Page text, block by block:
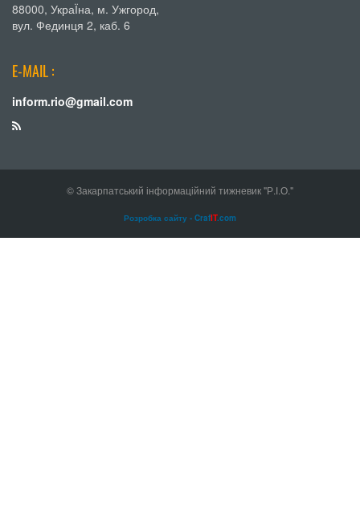
88000, УкраЇна, м. Ужгород,
вул. Фединця 2, каб. 6
E-MAIL :
inform.rio@gmail.com
© Закарпатський інформаційний тижневик "Р.І.О."
Розробка сайту - CrafIT.com